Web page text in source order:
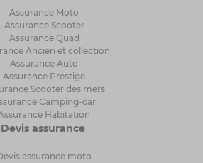
Assurance Moto
Assurance Scooter
Assurance Quad
Ancien et collection
Assurance Auto
Assurance Prestige
Scooter des mers
Camping-car
Habitation
Devis assurance
assurance moto